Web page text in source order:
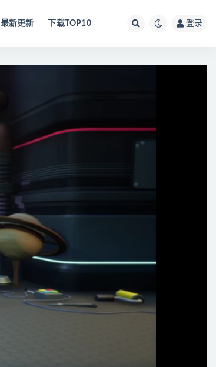
最新更新 下载TOP10 登录